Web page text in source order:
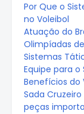
Por Que o
no Voleibol
Atuação do
Olimpíadas
Sistemas
Equipe para
Benefícios do
Sada
peças